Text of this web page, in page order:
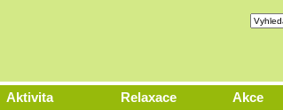
Aktivita Relaxace Akce